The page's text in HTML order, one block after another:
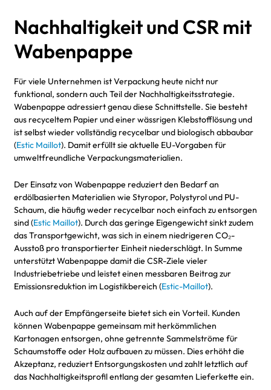
Nachhaltigkeit und CSR mit
Wabenpappe
Für viele Unternehmen ist Verpackung heute nicht nur
funktional, sondern auch Teil der Nachhaltigkeitsstrategie.
Wabenpappe adressiert genau diese Schnittstelle. Sie besteht
aus recyceltem Papier und einer wässrigen Klebstofflösung und
ist selbst wieder vollständig recycelbar und biologisch abbaubar
(Estic Maillot). Damit erfüllt sie aktuelle EU-Vorgaben für
umweltfreundliche Verpackungsmaterialien.
Der Einsatz von Wabenpappe reduziert den Bedarf an
erdölbasierten Materialien wie Styropor, Polystyrol und PU-
Schaum, die häufig weder recycelbar noch einfach zu entsorgen
sind (Estic Maillot). Durch das geringe Eigengewicht sinkt zudem
das Transportgewicht, was sich in einem niedrigeren CO₂-
Ausstoß pro transportierter Einheit niederschlägt. In Summe
unterstützt Wabenpappe damit die CSR-Ziele vieler
Industriebetriebe und leistet einen messbaren Beitrag zur
Emissionsreduktion im Logistikbereich (Estic-Maillot).
Auch auf der Empfängerseite bietet sich ein Vorteil. Kunden
können Wabenpappe gemeinsam mit herkömmlichen
Kartonagen entsorgen, ohne getrennte Sammelströme für
Schaumstoffe oder Holz aufbauen zu müssen. Dies erhöht die
Akzeptanz, reduziert Entsorgungskosten und zahlt letztlich auf
das Nachhaltigkeitsprofil entlang der gesamten Lieferkette ein.